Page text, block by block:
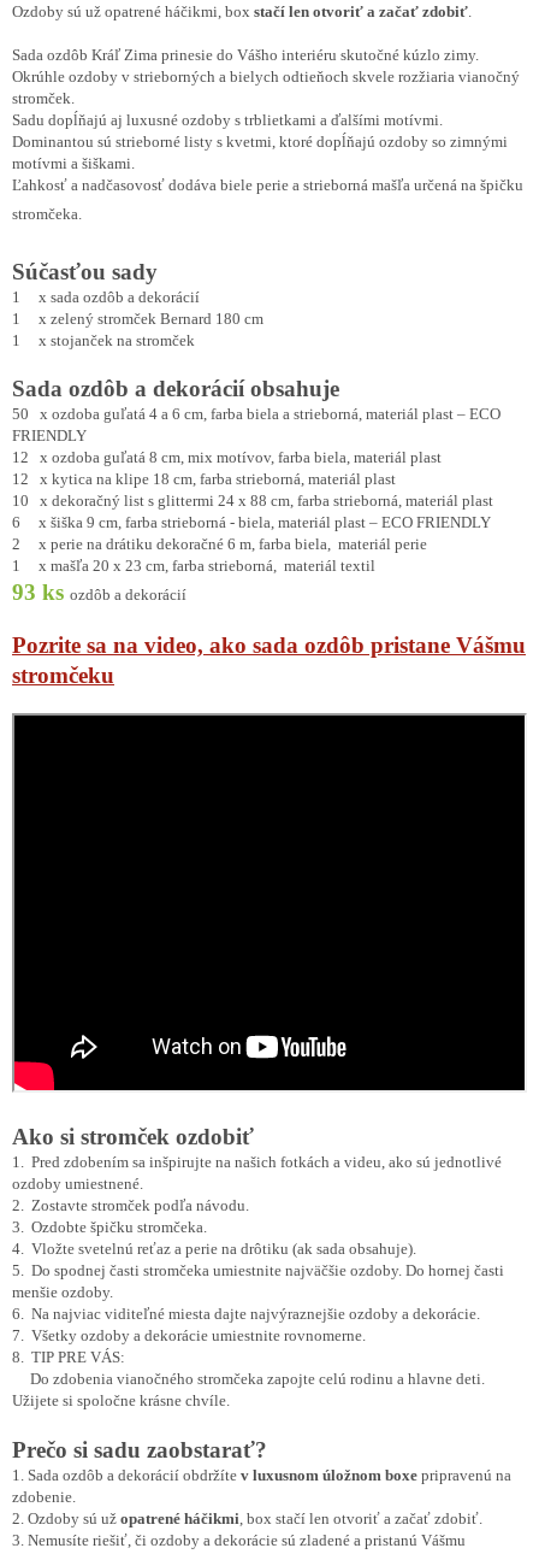
Ozdoby sú už opatrené háčikmi, box stačí len otvoriť a začať zdobiť
Sada ozdôb Kráľ Zima prinesie do Vášho interiéru skutočné kúzlo zimy.
Okrúhle ozdoby v strieborných a bielych odtieňoch skvele rozžiaria vianočný
stromček.
Sadu dopĺňajú aj luxusné ozdoby s trblietkami a ďalšími motívmi.
Dominantou sú strieborné listy s kvetmi, ktoré dopĺňajú ozdoby so zimnými
motívmi a šiškami.
Ľahkosť a nadčasovosť dodáva biele perie a strieborná mašľa určená na špičku
stromčeka.
Súčasťou sady
1 x sada ozdôb a dekorácií
1 x zelený stromček Bernard 180 cm
1 x stojanček na stromček
Sada ozdôb a dekorácií obsahuje
50 x ozdoba guľatá 4 a 6 cm, farba biela a strieborná, materiál plast – ECO
FRIENDLY
12 x ozdoba guľatá 8 cm, mix motívov, farba biela, materiál plast
12 x kytica na klipe 18 cm, farba strieborná, materiál plast
10 x dekoračný list s glittermi 24 x 88 cm, farba strieborná, materiál plast
6 x šiška 9 cm, farba strieborná - biela, materiál plast – ECO FRIENDLY
2 x perie na drátiku dekoračné 6 m, farba biela, materiál perie
1 x mašľa 20 x 23 cm, farba strieborná, materiál textil
93 ks ozdôb a dekorácií
Pozrite sa na video, ako sada ozdôb pristane Vášmu
stromčeku
Ako si stromček ozdobiť
1. Pred zdobením sa inšpirujte na našich fotkách a videu, ako sú jednotlivé
ozdoby umiestnené.
2. Zostavte stromček podľa návodu.
3. Ozdobte špičku stromčeka.
4. Vložte svetelnú reťaz a perie na drôtiku (ak sada obsahuje).
5. Do spodnej časti stromčeka umiestnite najväčšie ozdoby. Do hornej časti
menšie ozdoby.
6. Na najviac viditeľné miesta dajte najvýraznejšie ozdoby a dekorácie.
7. Všetky ozdoby a dekorácie umiestnite rovnomerne.
8. TIP PRE VÁS:
Do zdobenia vianočného stromčeka zapojte celú rodinu a hlavne deti.
Užijete si spoločne krásne chvíle.
Prečo si sadu zaobstarať?
1. Sada ozdôb a dekorácií obdržíte v luxusnom úložnom boxe pripravenú na
zdobenie.
2. Ozdoby sú už opatrené háčikmi , box stačí len otvoriť a začať zdobiť.
3. Nemusíte riešiť, či ozdoby a dekorácie sú zladené a pristanú Vášmu